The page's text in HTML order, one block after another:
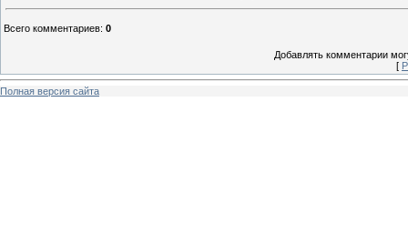
Всего комментариев: 0
Добавлять комментарии
[
Полная версия сайта